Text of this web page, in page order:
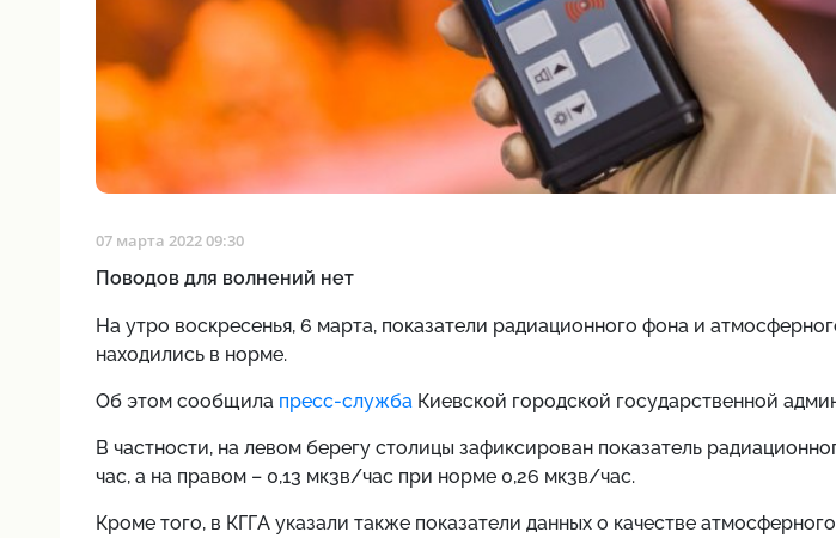
07 марта 2022 09:30
Поводов для волнений нет
На утро воскресенья, 6 марта, показатели радиационного фона и
находились в норме.
Об этом сообщила пресс-службаКиевской городской государственной
В частности, на левом берегу столицы зафиксирован показатель
час, а на правом – 0,13 мк3в/час при норме 0,26 мк3в/час.
Кроме того, в КГГА указали также показатели данных о качестве